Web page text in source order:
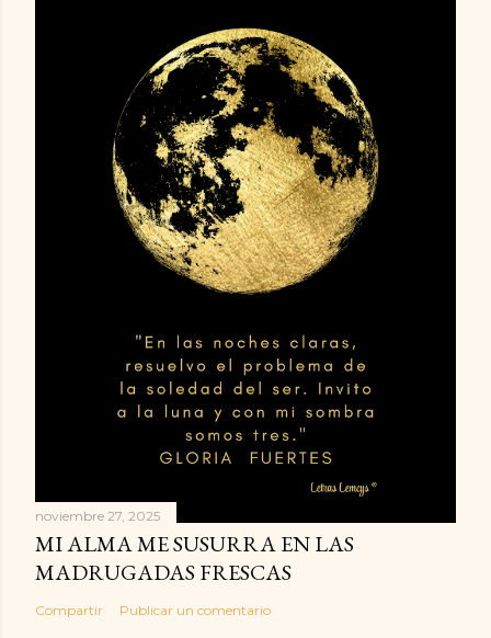
noviembre 27, 2025
MI ALMA ME SUSURRA EN LAS
MADRUGADAS FRESCAS
Compartir Publicar un comentario